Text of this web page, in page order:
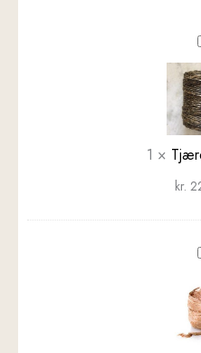
1 ×
kr.
-